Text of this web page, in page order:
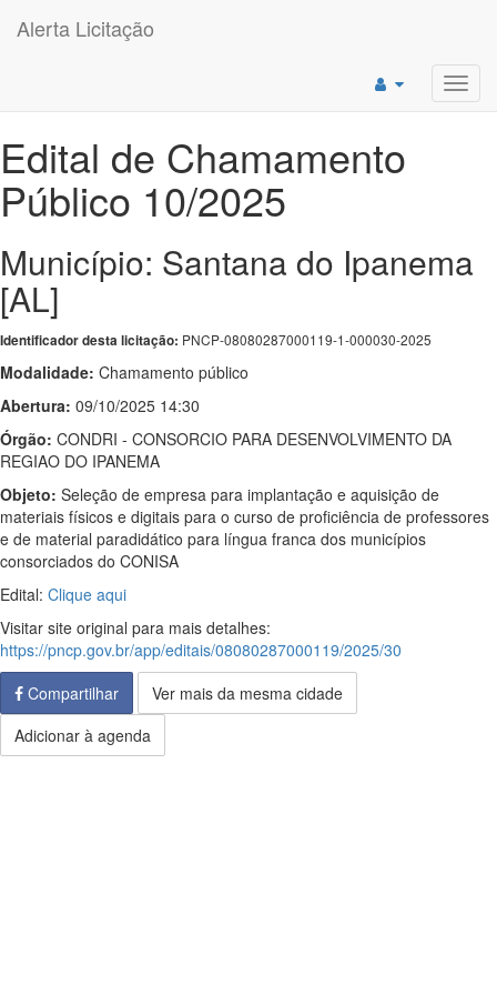
Alerta Licitação
Edital de Chamamento
Público 10/2025
Município: Santana do Ipanema
[AL]
Identificador desta licitação: PNCP-08080287000119-1-000030-2025
Modalidade: Chamamento público
Abertura: 09/10/2025 14:30
Órgão: CONDRI - CONSORCIO PARA DESENVOLVIMENTO DA
REGIAO DO IPANEMA
Objeto: Seleção de empresa para implantação e aquisição de
materiais físicos e digitais para o curso de proficiência de professores
e de material paradidático para língua franca dos municípios
consorciados do CONISA
Edital: Clique aqui
Visitar site original para mais detalhes:
https://pncp.gov.br/app/editais/08080287000119/2025/30
Compartilhar
Ver mais da mesma cidade
Adicionar à agenda